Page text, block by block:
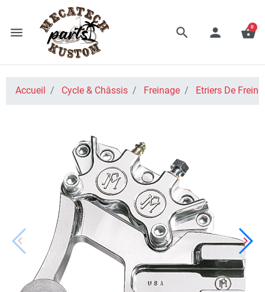
menu search person shopping_basket
0
Accueil Cycle & Châssis Freinage Etriers De Frein
Précédent
keyboard_arrow_left keyboard_arrow_right